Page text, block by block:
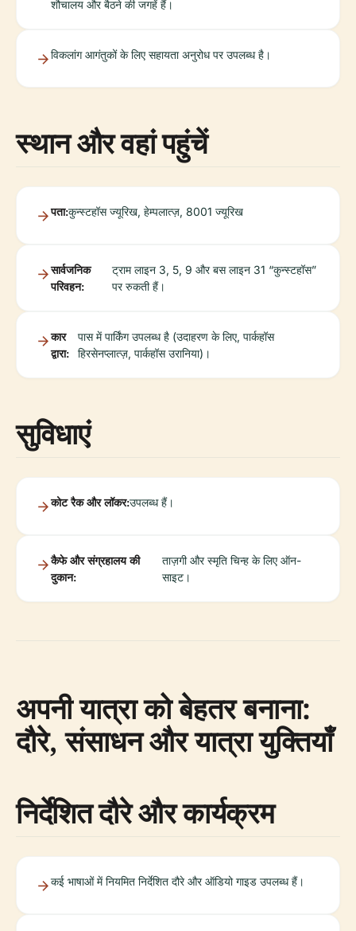
शौचालय और बैठने की जगहें हैं।
विकलांग आगंतुकों के लिए सहायता अनुरोध पर उपलब्ध है।
स्थान और वहां पहुंचें
पता:कुन्स्टहॉस ज्यूरिख, हेम्पलात्ज़, 8001 ज्यूरिख
सार्वजनिक
परिवहन:
ट्राम लाइन 3, 5, 9 और बस लाइन 31 “कुन्स्टहॉस”
पर रुकती हैं।
कार
द्वारा:
पास में पार्किंग उपलब्ध है (उदाहरण के लिए, पार्कहॉस
हिरसेनप्लात्ज़, पार्कहॉस उरानिया)।
सुविधाएं
कोट रैक और लॉकर:उपलब्ध हैं।
कैफे और संग्रहालय की
दुकान:
ताज़गी और स्मृति चिन्ह के लिए ऑन-
साइट।
अपनी यात्रा को बेहतर बनाना:
दौरे, संसाधन और यात्रा युक्तियाँ
निर्देशित दौरे और कार्यक्रम
कई भाषाओं में नियमित निर्देशित दौरे और ऑडियो गाइड उपलब्ध हैं।